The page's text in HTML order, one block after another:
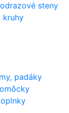
steny
kruhy
padáky